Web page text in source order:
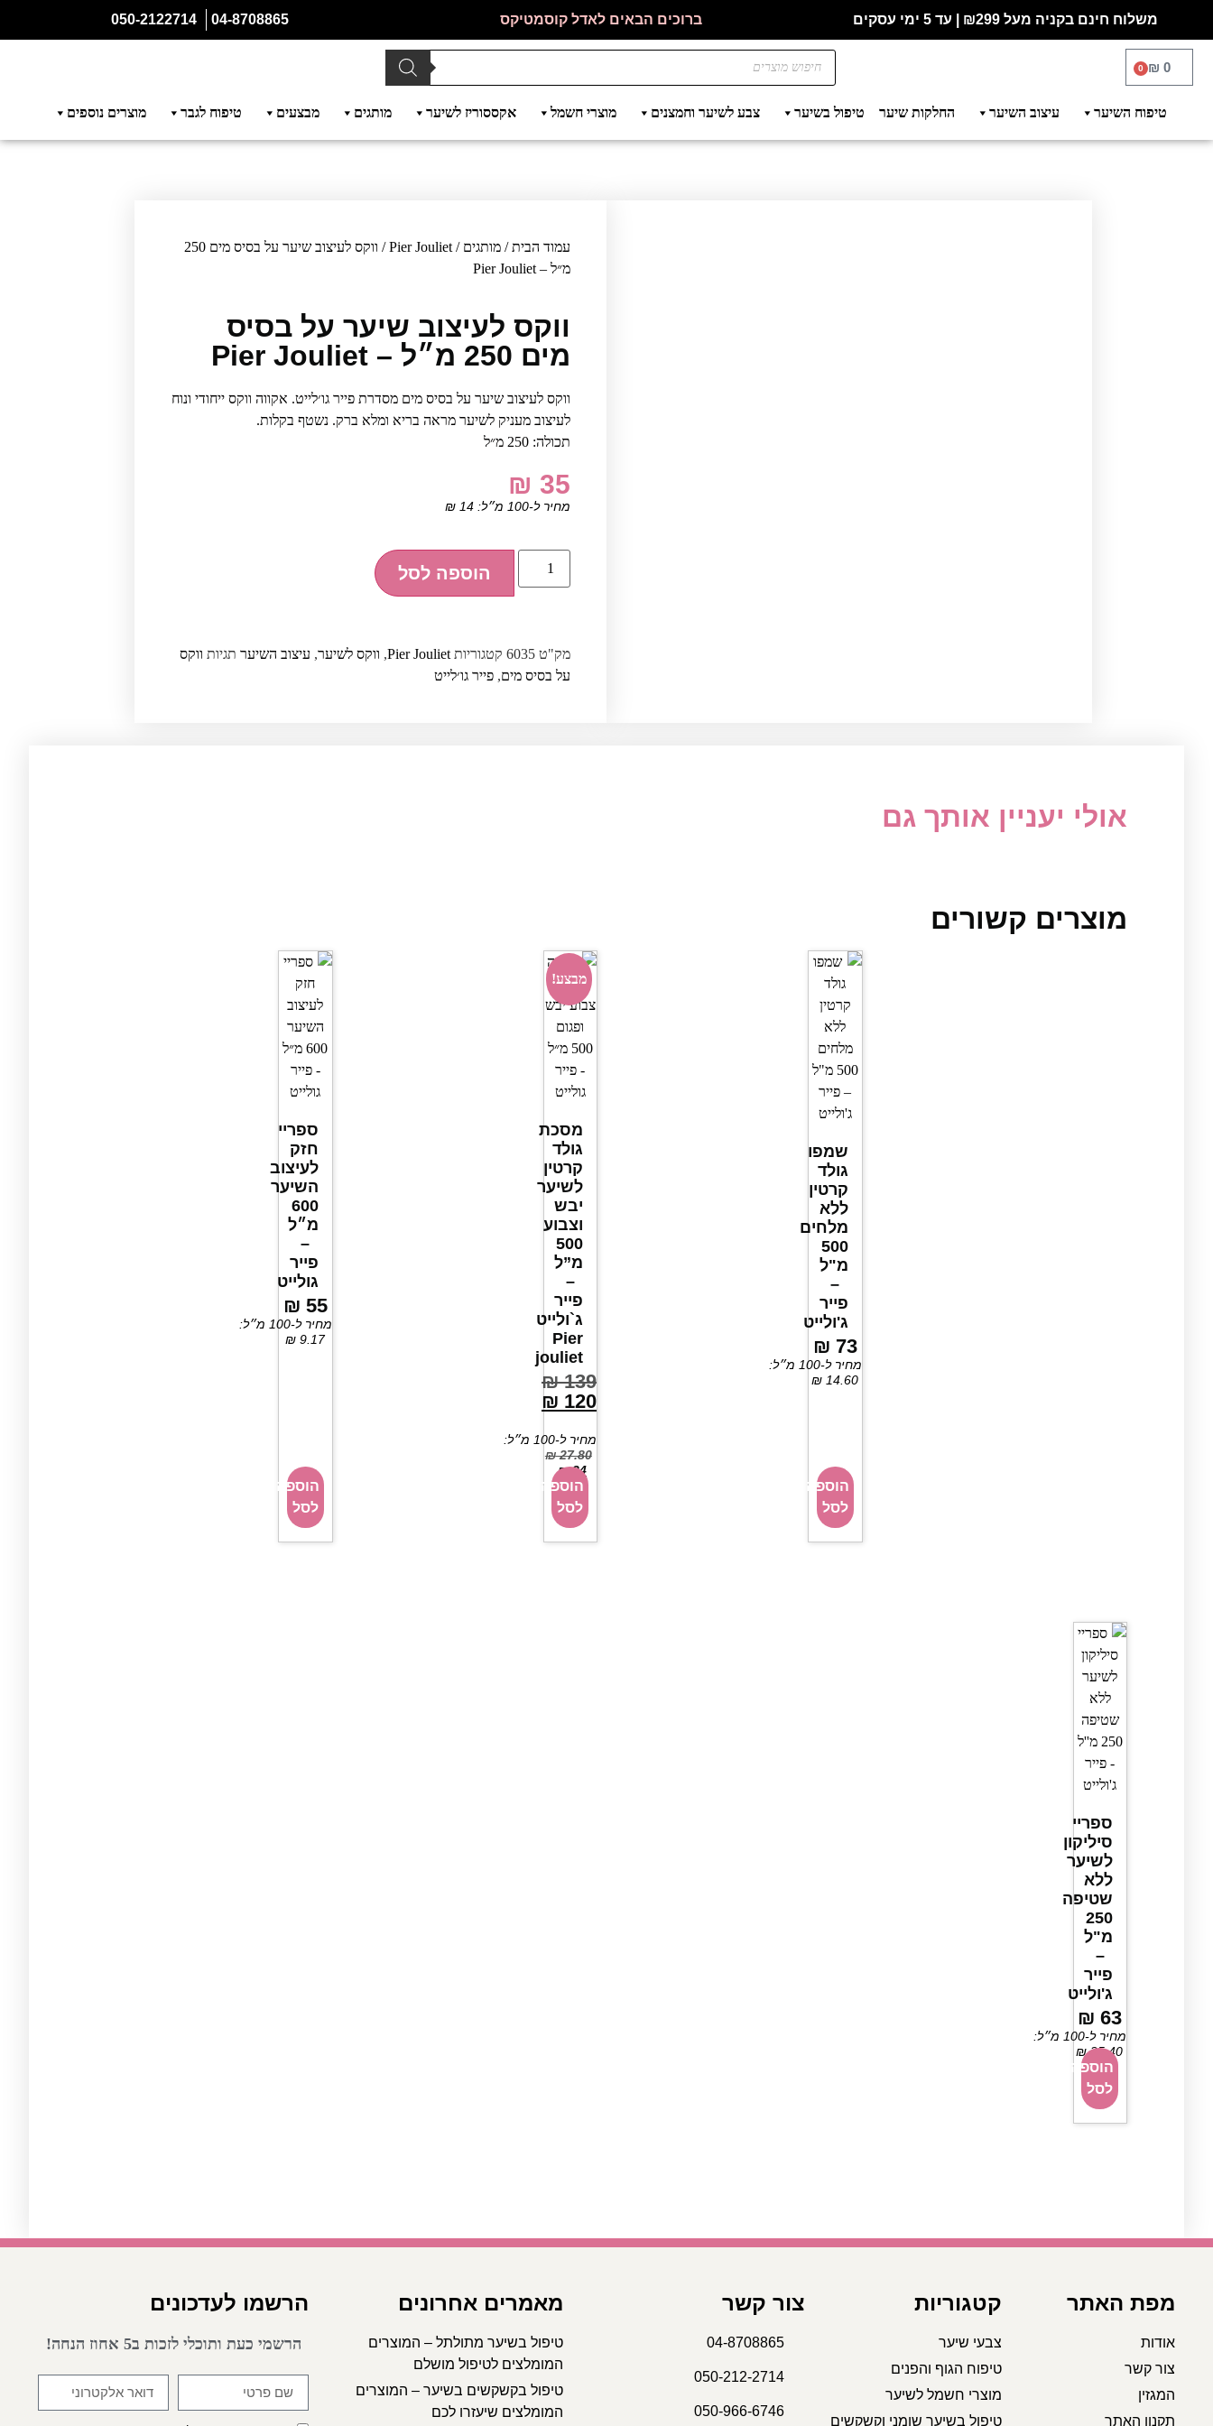
משלוח חינם בקניה מעל ₪299 | עד 5 ימי עסקים ברוכים הבאים לאדל קוסמטיקס 04-8708865
050-2122714
₪ 0
0
טיפוח השיער עיצוב השיער החלקות שיער טיפול בשיער צבע לשיער וחמצנים מוצרי חשמל אקססוריז לשיער מותגים מבצעים טיפוח לגבר מוצרים נוספים
עמוד הבית/ מותגים /
Pier Jouliet
/ ווקס לעיצוב שיער על בסיס מים 250
מ״ל – Pier Jouliet
ווקס לעיצוב שיער על בסיס
מים 250 מ״ל – Pier Jouliet
ווקס לעיצוב שיער על בסיס מים מסדרת פייר גו׳לייט. אקווה ווקס ייחודי ונוח
לעיצוב מעניק לשיער מראה בריא ומלא ברק. נשטף בקלות.
תכולה: 250 מ״ל
₪ 35
מחיר ל-100 מ״ל: ₪ 14
הוספה לסל
מק"ט 6035 קטגוריות Pier Jouliet
, ווקס לשיער, עיצוב השיער תגיות ווקס
על בסיס מים, פייר גו׳לייט
אולי יעניין אותך גם
מוצרים קשורים
שמפו
גולד
קרטין
ללא
מלחים
500
מ"ל
–
פייר
ג'ולייט
₪ 73
מחיר ל-100 מ״ל:
₪14.60
הוספה
לסל
מבצע!
מסכת
גולד
קרטין
לשיער
יבש
וצבוע
500
מ”ל
–
פייר
ג`ולייט
Pier
jouliet
₪139
₪ 120
מחיר ל-100 מ״ל:
₪27.80
₪24
הוספה
לסל
ספריי
חזק
לעיצוב
השיער
600
מ״ל
–
פייר
גולייט
₪ 55
מחיר ל-100 מ״ל:
₪ 9.17
הוספה
לסל
ספריי
סיליקון
לשיער
ללא
שטיפה
250
מ"ל
–
פייר
ג'ולייט
₪ 63
מחיר ל-100 מ״ל:
₪25.40
הוספה
לסל
מפת האתר
אודות
צור קשר
המגזין
תקנון האתר
קטגוריות
צבעי שיער
טיפוח הגוף והפנים
מוצרי חשמל לשיער
טיפול בשיער שומני וקשקשים
צור קשר
04-8708865
050-212-2714
050-966-6746
מאמרים אחרונים
טיפול בשיער מתולתל – המוצרים
המומלצים לטיפול מושלם
טיפול בקשקשים בשיער – המוצרים
המומלצים שיעזרו לכם
הרשמו לעדכונים
הרשמי כעת ותוכלי לזכות ב5 אחוז הנחה!